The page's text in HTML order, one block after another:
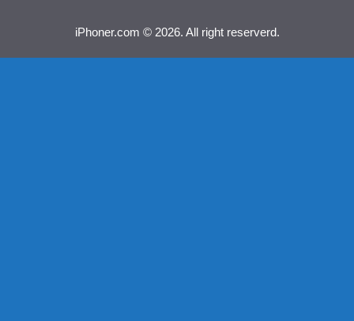
iPhoner.com © 2026. All right reserverd.